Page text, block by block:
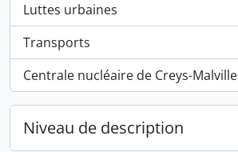
Luttes urbaines
, 1 résultats
Transports
, 1 résultats
Centrale nucléaire de Creys-Malville
, 1 résultats
Niveau de description